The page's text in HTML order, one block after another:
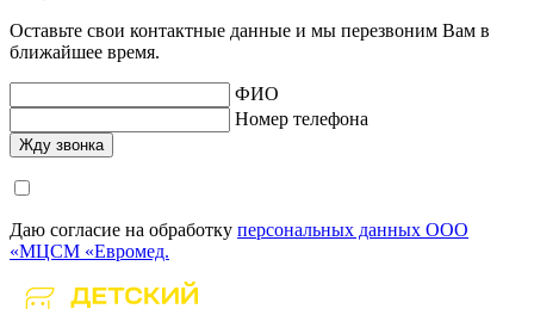
Оставьте свои контактные данные и мы перезвоним Вам в
ближайшее время.
ФИО
Номер телефона
Даю согласие на обработку персональных данных ООО
«МЦСМ «Евромед.